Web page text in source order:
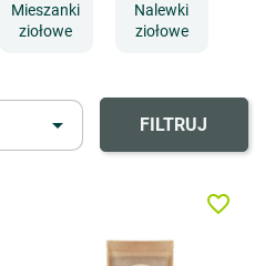
Mieszanki
ziołowe
Nalewki
ziołowe
 FILTRUJ
favorite_border